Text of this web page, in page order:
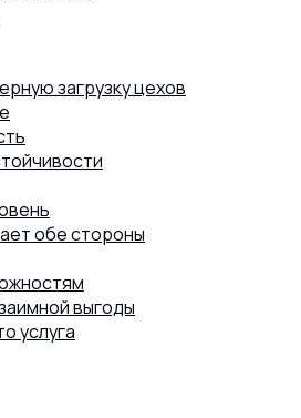
загрузку цехов
обе стороны
выгоды
услуга